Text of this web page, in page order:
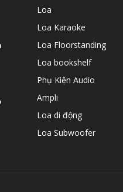
Loa
Loa Karaoke
Loa Floorstanding
Loa bookshelf
Phụ Kiện Audio
Ampli
Loa di động
Loa Subwoofer